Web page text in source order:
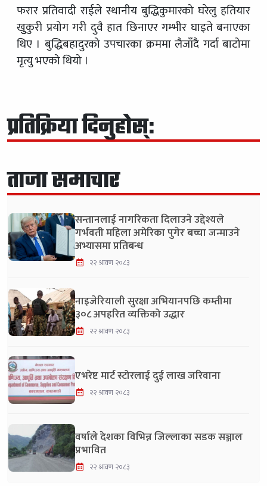
फरार प्रतिवादी राईले स्थानीय बुद्धिकुमारको घरेलु हतियार
खुुकुरी प्रयोग गरी दुवै हात छिनाएर गम्भीर घाइते बनाएका
थिए । बुद्धिबहादुरको उपचारका क्रममा लैजाँदै गर्दा बाटोमा
मृत्यु भएको थियो ।
प्रतिक्रिया दिनुहोस्:
ताजा समाचार
सन्तानलाई नागरिकता दिलाउने उद्देश्यले
गर्भवती महिला अमेरिका पुगेर बच्चा जन्माउने
अभ्यासमा प्रतिबन्ध
२२ श्रावण २०८३
नाइजेरियाली सुरक्षा अभियानपछि कम्तीमा
३०८ अपहरित व्यक्तिको उद्धार
२२ श्रावण २०८३
एभरेष्ट मार्ट स्टोरलाई दुई लाख जरिवाना
२२ श्रावण २०८३
वर्षाले देशका विभिन्न जिल्लाका सडक सञ्जाल
प्रभावित
२२ श्रावण २०८३